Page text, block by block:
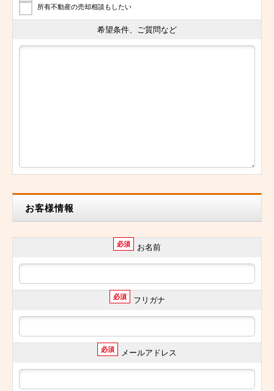
所有不動産の売却相談もしたい
希望条件、ご質問など
お客様情報
必須 お名前
必須 フリガナ
必須 メールアドレス